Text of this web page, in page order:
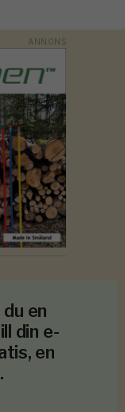
en
din e-
en